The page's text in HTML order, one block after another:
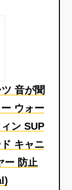
音が聞
ウォー
ン SUP
キャニ
ー 防止